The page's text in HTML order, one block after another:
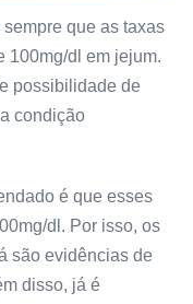
que as taxas
100mg/dl em jejum.
possibilidade de
condição
é que esses
dl. Por isso, os
são evidências de
disso, já é